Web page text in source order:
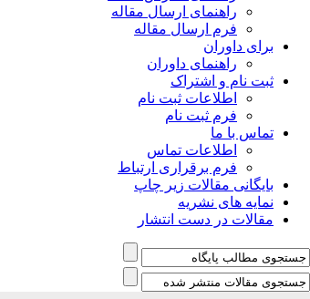
راهنمای ارسال مقاله
فرم ارسال مقاله
برای داوران
راهنمای داوران
ثبت نام و اشتراک
اطلاعات ثبت نام
فرم ثبت نام
تماس با ما
اطلاعات تماس
فرم برقراری ارتباط
بایگانی مقالات زیر چاپ
نمایه های نشریه
مقالات در دست انتشار